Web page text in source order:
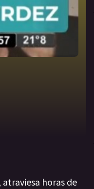
horas de